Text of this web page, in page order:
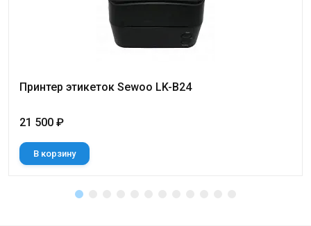
Принтер этикеток Sewoo LK-B24
21 500 ₽
В корзину